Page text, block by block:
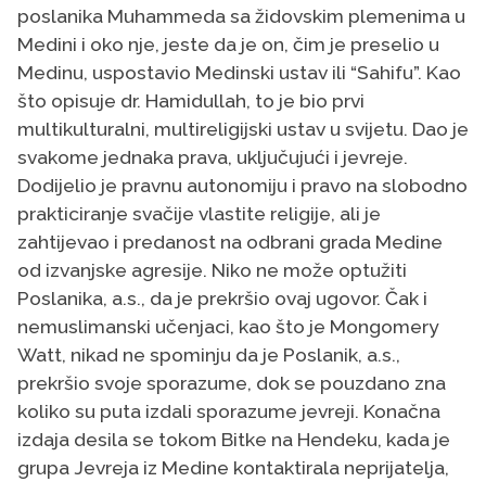
poslanika Muhammeda sa židovskim plemenima u
Medini i oko nje, jeste da je on, čim je preselio u
Medinu, uspostavio Medinski ustav ili “Sahifu”. Kao
što opisuje dr. Hamidullah, to je bio prvi
multikulturalni, multireligijski ustav u svijetu. Dao je
svakome jednaka prava, uključujući i jevreje.
Dodijelio je pravnu autonomiju i pravo na slobodno
prakticiranje svačije vlastite religije, ali je
zahtijevao i predanost na odbrani grada Medine
od izvanjske agresije. Niko ne može optužiti
Poslanika, a.s., da je prekršio ovaj ugovor. Čak i
nemuslimanski učenjaci, kao što je Mongomery
Watt, nikad ne spominju da je Poslanik, a.s.,
prekršio svoje sporazume, dok se pouzdano zna
koliko su puta izdali sporazume jevreji. Konačna
izdaja desila se tokom Bitke na Hendeku, kada je
grupa Jevreja iz Medine kontaktirala neprijatelja,